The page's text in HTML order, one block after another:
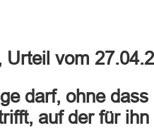
Urteil vom
darf, ohne
auf der für ihn